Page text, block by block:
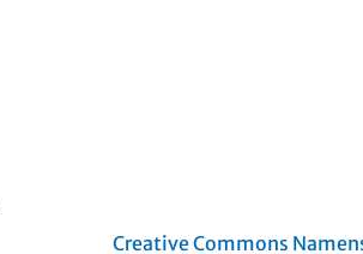
Creative Commons